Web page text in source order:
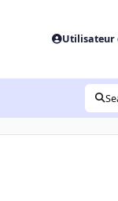
Utilisateur